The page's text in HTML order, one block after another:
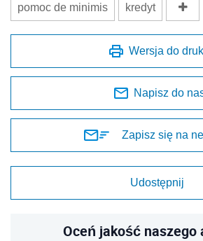
pomoc de minimis kredyt
Wersja do
Napisz do
Zapisz się na
Udostępnij
Oceń jakość naszego